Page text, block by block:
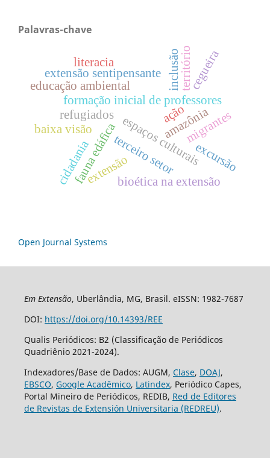
Palavras-chave
espaços culturais
formação inicial de professores
amazônia
fauna edáfica
educação ambiental
terceiro setor
extensão sentipensante território
bioética na extensão
refugiados migrantes
cegueira
baixa visão
literacia
ação
cidadania
inclusão
extensão excursão
Open Journal Systems
Em Extensão, Uberlândia, MG, Brasil. eISSN: 1982-7687
DOI: https://doi.org/10.14393/REE
Qualis Periódicos: B2 (Classificação de Periódicos
Quadriênio 2021-2024).
Indexadores/Base de Dados: AUGM, Clase, DOAJ,
EBSCO, Google Acadêmico, Latindex, Periódico Capes,
Portal Mineiro de Periódicos, REDIB, Red de Editores
de Revistas de Extensión Universitaria (REDREU).